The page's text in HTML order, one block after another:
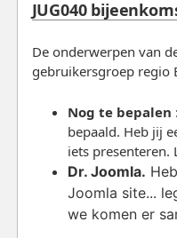
JUG040
De onderwerpen van
gebruikersgroep regio
Nog te bepalen
bepaald. Heb jij
iets presenteren.
Dr. Joomla.
Joomla site...
we komen er